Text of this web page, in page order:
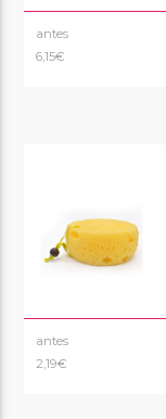
antes
6,15€
antes
2,19€